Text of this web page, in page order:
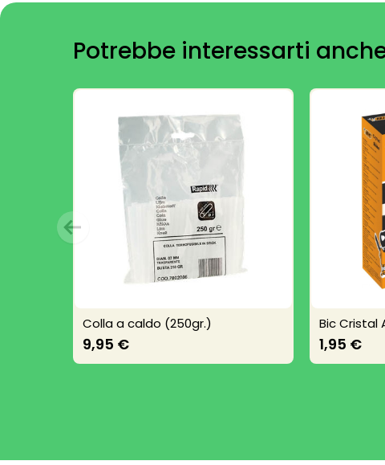
Potrebbe interessarti
Colla a caldo (250gr.)
9,95 €
Bic Cristal
1,95 €